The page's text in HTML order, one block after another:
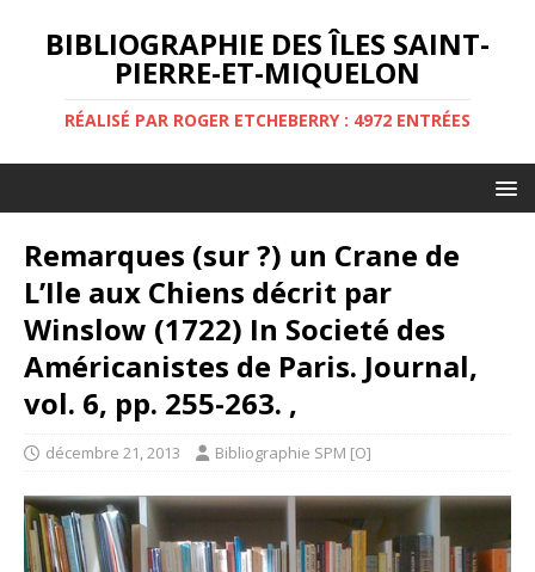
BIBLIOGRAPHIE DES ÎLES SAINT-
PIERRE-ET-MIQUELON
RÉALISÉ PAR ROGER ETCHEBERRY : 4972 ENTRÉES
Remarques (sur ?) un Crane de
L’Ile aux Chiens décrit par
Winslow (1722) In Societé des
Américanistes de Paris. Journal,
vol. 6, pp. 255-263. ,
décembre 21, 2013 Bibliographie SPM [O]